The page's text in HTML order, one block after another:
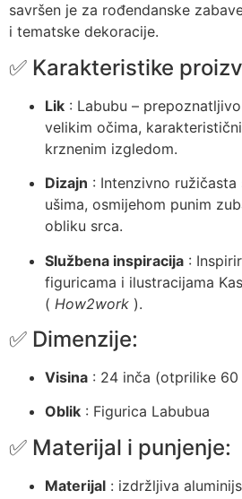
savršen je za rođendanske
i tematske dekoracije.
✅ Karakteristike
Lik : Labubu –
velikim očima,
krznenim izgledom.
Dizajn : Intenzivno ružičasta
ušima, osmijehom punim
obliku srca.
Službena inspiracija :
figuricama i ilustracijama
( How2work ).
✅ Dimenzije:
Visina : 24 inča (otprilike 60
Oblik : Figurica Labubua
✅ Materijal i punjenje:
Materijal : izdržljiva